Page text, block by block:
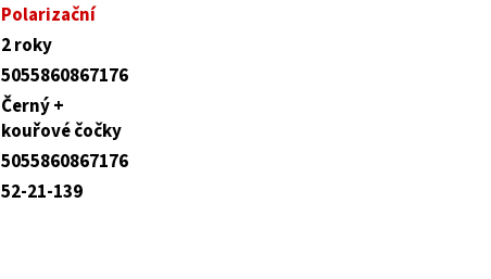
Polarizační
2 roky
5055860867176
Černý +
kouřové čočky
5055860867176
52-21-139